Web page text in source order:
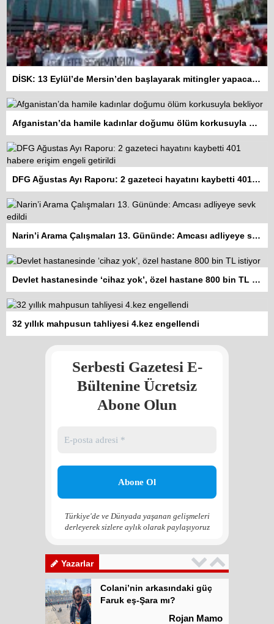
DİSK: 13 Eylül’de Mersin’den başlayarak mitingler yapacağız
Afganistan’da hamile kadınlar doğumu ölüm korkusuyla bekliyor
DFG Ağustas Ayı Raporu: 2 gazeteci hayatını kaybetti 401 habere erişim engeli getirildi
Narin’i Arama Çalışmaları 13. Gününde: Amcası adliyeye sevk edildi
Devlet hastanesinde ‘cihaz yok’, özel hastane 800 bin TL istiyor
32 yıllık mahpusun tahliyesi 4.kez engellendi
Serbesti Gazetesi E-
Bültenine Ücretsiz
Abone Olun
Türkiye'de ve Dünyada yaşanan gelişmeleri
derleyerek sizlere aylık olarak paylaşıyoruz
Yazarlar
Kadına şiddet “Devlet” eliyle
meşrulaştırılıyor
Atilla Yüceak
Colani’nin arkasındaki güç
Faruk eş-Şara mı?
Hark Denklemi
Çözüm Süreci’nin yeniden
Kadına şiddet “Devlet” eliyle
meşrulaştırılıyor
Atilla Yüceak
Colani’nin arkasındaki güç
Faruk eş-Şara mı?
Rojan Mamo